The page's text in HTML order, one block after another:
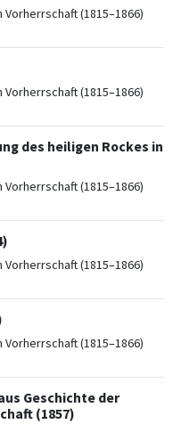
(1815–1866)
(1815–1866)
des heiligen Rockes in
(1815–1866)
(1815–1866)
(1815–1866)
Geschichte der
(1857)